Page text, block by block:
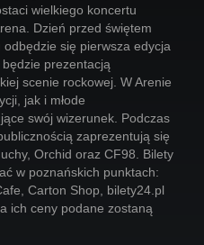
wielkiego koncertu
Dzień przed świętem
się pierwsza edycja
prezentacją
scenie rockowej. W Arenie
jak i młode
swój wizerunek. Podczas
zaprezentują się
Orchid oraz CF98. Bilety
w poznańskich punktach:
Carton Shop, bilety24.pl
ich ceny podane zostaną